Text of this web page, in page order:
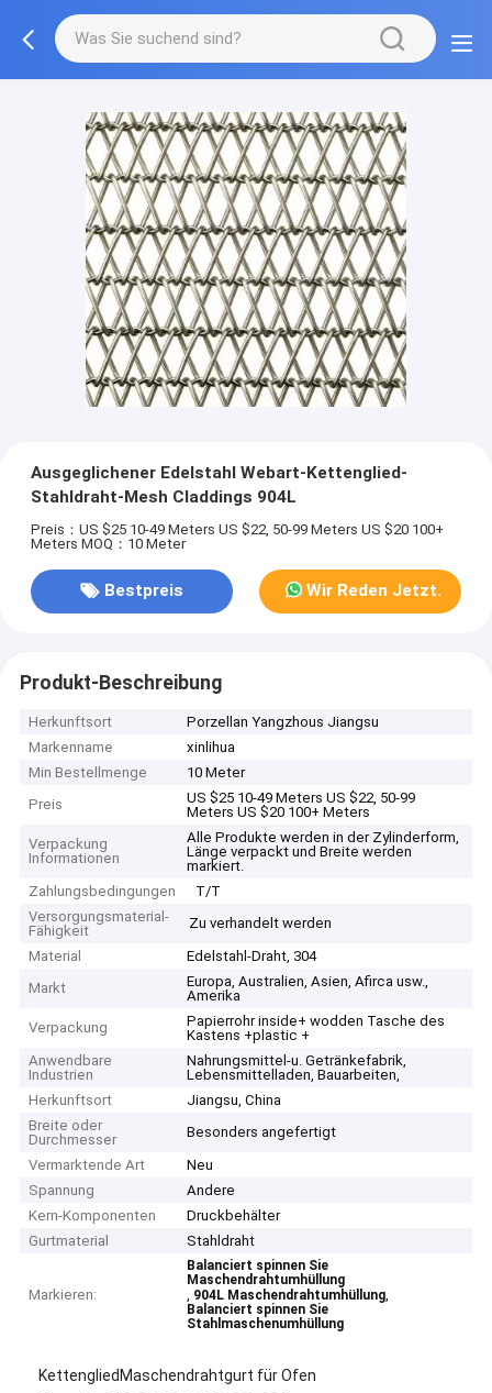
Ausgeglichener Edelstahl Webart-Kettenglied-
Stahldraht-Mesh Claddings 904L
Preis：US $25 10-49 Meters US $22, 50-99 Meters US $20 100+
Meters MOQ：10 Meter
Bestpreis Wir Reden Jetzt.
Produkt-Beschreibung
Herkunftsort
Porzellan Yangzhous Jiangsu
Markenname
xinlihua
Min Bestellmenge
10 Meter
Preis
US $25 10-49 Meters US $22, 50-99
Meters US $20 100+ Meters
Verpackung
Informationen
Alle Produkte werden in der Zylinderform,
Länge verpackt und Breite werden
markiert.
Zahlungsbedingungen
T/T
Versorgungsmaterial-
Fähigkeit
Zu verhandelt werden
Material
Edelstahl-Draht, 304
Markt
Europa, Australien, Asien, Afirca usw.,
Amerika
Verpackung
Papierrohr inside+ wodden Tasche des
Kastens +plastic +
Anwendbare
Industrien
Nahrungsmittel-u. Getränkefabrik,
Lebensmittelladen, Bauarbeiten,
Herkunftsort
Jiangsu, China
Breite oder
Durchmesser
Besonders angefertigt
Vermarktende Art
Neu
Spannung
Andere
Kern-Komponenten
Druckbehälter
Gurtmaterial
Stahldraht
Markieren:
Balanciert spinnen Sie
Maschendrahtumhüllung
, 904L Maschendrahtumhüllung,
Balanciert spinnen Sie
Stahlmaschenumhüllung
KettengliedMaschendrahtgurt für Ofen